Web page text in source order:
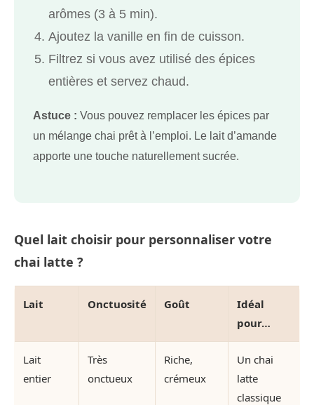
arômes (3 à 5 min).
Ajoutez la vanille en fin de cuisson.
Filtrez si vous avez utilisé des épices
entières et servez chaud.
Astuce : Vous pouvez remplacer les épices par
un mélange chai prêt à l’emploi. Le lait d’amande
apporte une touche naturellement sucrée.
Quel lait choisir pour personnaliser votre
chai latte ?
Lait Onctuosité Goût
Idéal
pour…
Lait
entier
Très
onctueux
Riche,
crémeux
Un chai
latte
classique